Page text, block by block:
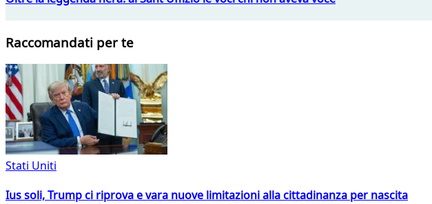
Raccomandati per te
Stati Uniti
Ius soli, Trump ci riprova e vara nuove limitazioni alla cittadinanza per nascita